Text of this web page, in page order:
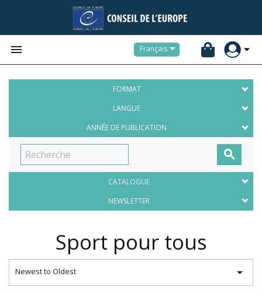
 Français
FORMAT
LANGUE
ANNÉE DE PUBLICATION

CATALOGUE
NEWSLETTER
Sport pour tous
Newest to Oldest 